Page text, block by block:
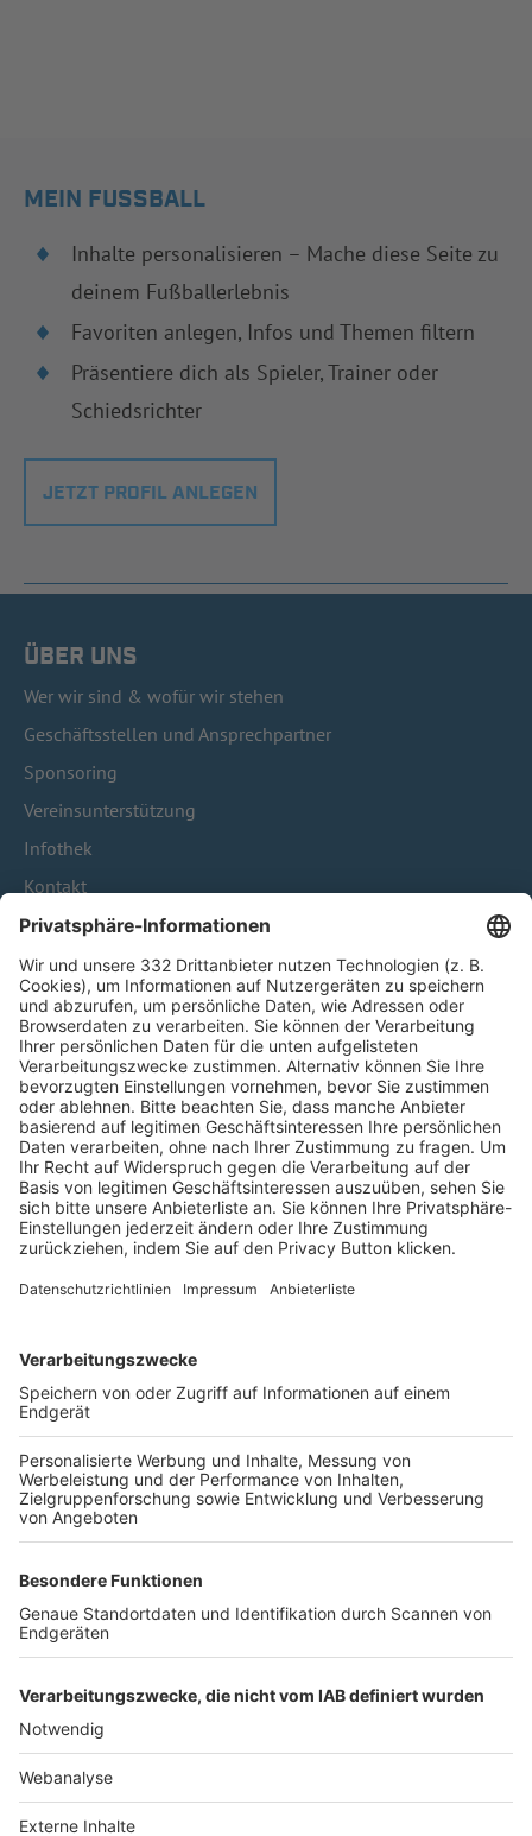
MEIN FUSSBALL
Inhalte personalisieren – Mache diese Seite zu
deinem Fußballerlebnis
Favoriten anlegen, Infos und Themen filtern
Präsentiere dich als Spieler, Trainer oder
Schiedsrichter
JETZT PROFIL ANLEGEN
ÜBER UNS
Wer wir sind & wofür wir stehen
Geschäftsstellen und Ansprechpartner
Sponsoring
Vereinsunterstützung
Infothek
Kontakt
HÄUFIG BESUCHTE SEITEN
Pässe und Vereinswechsel
Trainerausbildung
Schulungsangebot Vereinsmitarbeiter
BFV-Geschäftsstellen
Trainerbörse
Login SpielPlus
FOLGE DEM BFV
TOP-VEREINE
TOP-PARTNER
Nutzungsbedingungen Datenschutz Impressum